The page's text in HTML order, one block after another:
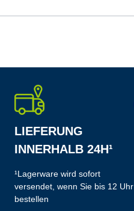
LIEFERUNG
INNERHALB 24H¹
¹Lagerware wird sofort
versendet, wenn Sie bis 12 Uhr
bestellen